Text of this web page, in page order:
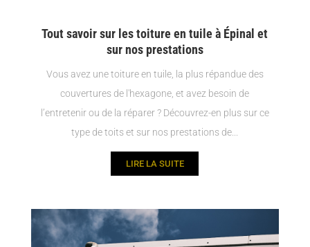
Tout savoir sur les toiture en tuile à Épinal et
sur nos prestations
Vous avez une toiture en tuile, la plus répandue des
couvertures de l'hexagone, et avez besoin de
l’entretenir ou de la réparer ? Découvrez-en plus sur ce
type de toits et sur nos prestations de...
LIRE LA SUITE